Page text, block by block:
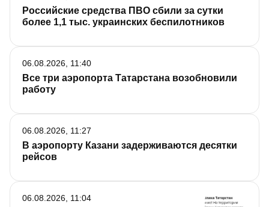
Российские средства ПВО сбили за сутки
более 1,1 тыс. украинских беспилотников
Все три аэропорта Татарстана возобновили
работу
06.08.2026, 11:40
В аэропорту Казани задерживаются десятки
рейсов
06.08.2026, 11:27
06.08.2026, 11:04